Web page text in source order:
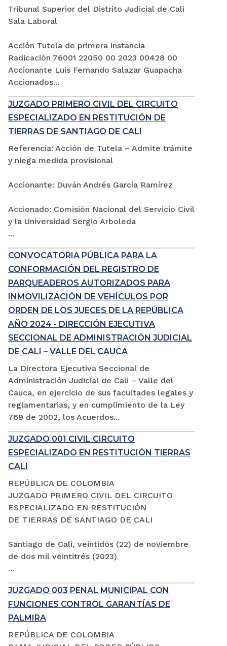
Tribunal Superior del Distrito Judicial de Cali
Sala Laboral
Acción Tutela de primera instancia
Radicación 76001 22050 00 2023 00428 00
Accionante Luis Fernando Salazar Guapacha
Accionados...
JUZGADO PRIMERO CIVIL DEL CIRCUITO
ESPECIALIZADO EN RESTITUCIÓN DE
TIERRAS DE SANTIAGO DE CALI
Referencia: Acción de Tutela – Admite trámite
y niega medida provisional
Accionante: Duván Andrés García Ramírez
Accionado: Comisión Nacional del Servicio Civil
y la Universidad Sergio Arboleda
...
CONVOCATORIA PÚBLICA PARA LA
CONFORMACIÓN DEL REGISTRO DE
PARQUEADEROS AUTORIZADOS PARA
INMOVILIZACIÓN DE VEHÍCULOS POR
ORDEN DE LOS JUECES DE LA REPÚBLICA
AÑO 2024 - DIRECCIÓN EJECUTIVA
SECCIONAL DE ADMINISTRACIÓN JUDICIAL
DE CALI – VALLE DEL CAUCA
La Directora Ejecutiva Seccional de
Administración Judicial de Cali – Valle del
Cauca, en ejercicio de sus facultades legales y
reglamentarias, y en cumplimiento de la Ley
769 de 2002, los Acuerdos...
JUZGADO 001 CIVIL CIRCUITO
ESPECIALIZADO EN RESTITUCIÓN TIERRAS
CALI
REPÚBLICA DE COLOMBIA
JUZGADO PRIMERO CIVIL DEL CIRCUITO
ESPECIALIZADO EN RESTITUCIÓN
DE TIERRAS DE SANTIAGO DE CALI
Santiago de Cali, veintidós (22) de noviembre
de dos mil veintitrés (2023)
...
JUZGADO 003 PENAL MUNICIPAL CON
FUNCIONES CONTROL GARANTÍAS DE
PALMIRA
REPÚBLICA DE COLOMBIA